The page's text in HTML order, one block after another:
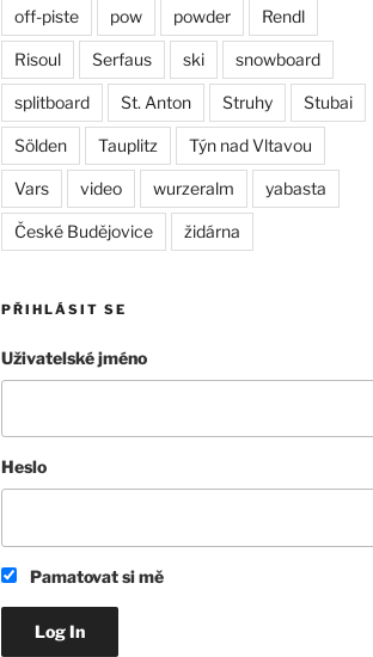
off-piste pow powder Rendl
Risoul Serfaus ski snowboard
splitboard St. Anton Struhy Stubai
Sölden Tauplitz Týn nad Vltavou
Vars video wurzeralm yabasta
České Budějovice židárna
PŘIHLÁSIT SE
Uživatelské jméno
Heslo
Pamatovat si mě